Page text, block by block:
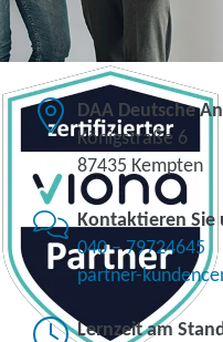
DAA Deutsche
Königstraße 6
87435 Kempten
Kontaktieren Sie
040 – 79724645
partner-
Lernzeit am